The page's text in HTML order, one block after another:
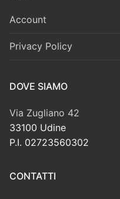
Account
Privacy Policy
DOVE SIAMO
Via Zugliano 42
33100 Udine
P.I. 02723560302
CONTATTI